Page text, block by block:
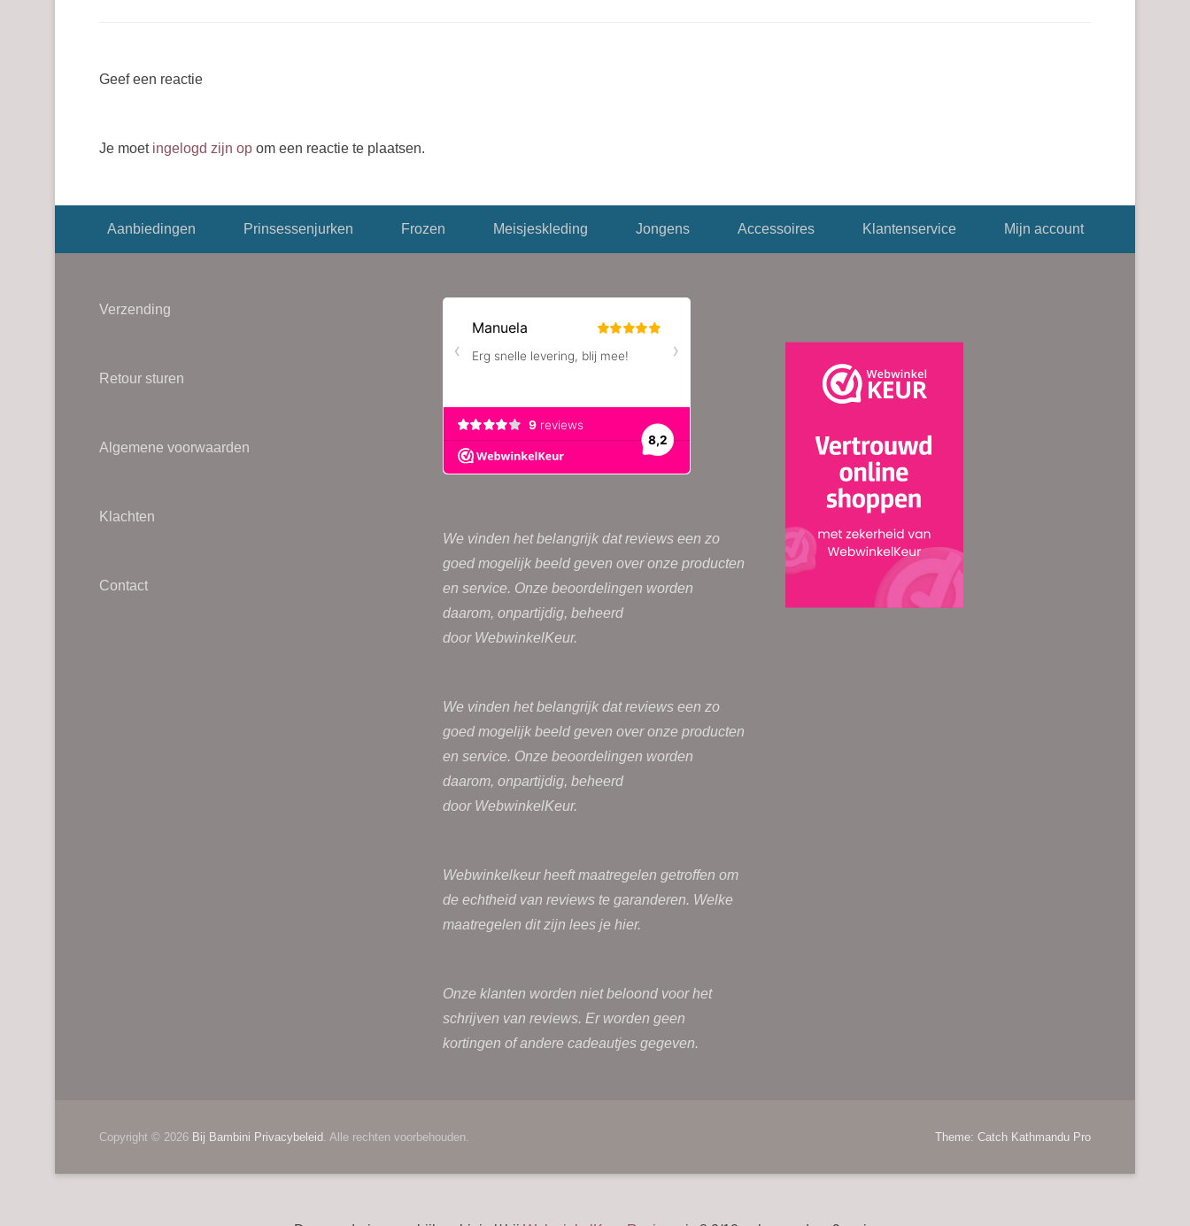
Geef een reactie
Je moet ingelogd zijn op om een reactie te plaatsen.
Aanbiedingen Prinsessenjurken Frozen Meisjeskleding Jongens Accessoires Klantenservice Mijn account
Verzending
Retour sturen
Algemene voorwaarden
Klachten
Contact
We vinden het belangrijk dat reviews een zo
goed mogelijk beeld geven over onze producten
en service. Onze beoordelingen worden
daarom, onpartijdig, beheerd
door WebwinkelKeur.
We vinden het belangrijk dat reviews een zo
goed mogelijk beeld geven over onze producten
en service. Onze beoordelingen worden
daarom, onpartijdig, beheerd
door WebwinkelKeur.
Webwinkelkeur heeft maatregelen getroffen om
de echtheid van reviews te garanderen. Welke
maatregelen dit zijn lees je hier.
Onze klanten worden niet beloond voor het
schrijven van reviews. Er worden geen
kortingen of andere cadeautjes gegeven.
Copyright © 2026 Bij Bambini Privacybeleid. Alle rechten voorbehouden. Theme: Catch Kathmandu Pro